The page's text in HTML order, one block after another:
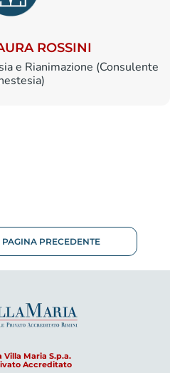
ROSSINI
e Rianimazione (Consulente
PRECEDENTE
Villa Maria S.p.a.
Accreditato